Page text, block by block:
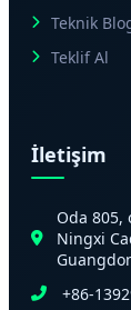
Teknik
Teklif Al
İletişim
Oda 805,
Ningxi
+86-